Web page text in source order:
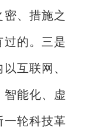
、措施之
过的。三是
互联网、
智能化、虚
轮科技革